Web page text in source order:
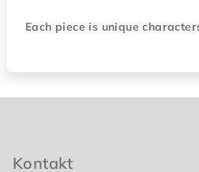
Each piece is unique
Kontakt